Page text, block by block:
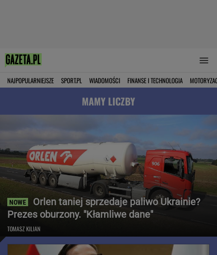
NAJPOPULARNIEJSZE SPORT.PL WIADOMOŚCI FINANSE I TECHNOLOGIA
MAMY LICZBY
Orlen taniej sprzedaje paliwo Ukrainie?
Prezes oburzony. "Kłamliwe dane"
TOMASZ KILIAN